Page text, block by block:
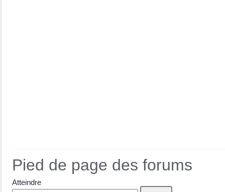
Pied de page des forums
Atteindre